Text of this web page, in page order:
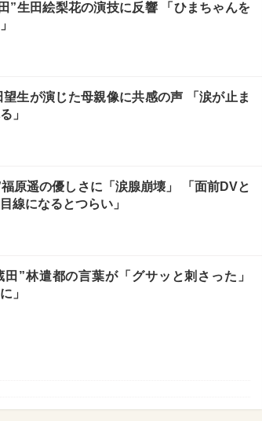
”生田絵梨花の演技に反響 「ひまちゃんを
生が演じた母親像に共感の声 「涙が止ま
」
原遥の優しさに「涙腺崩壊」 「面前DVと
線になるとつらい」
”林遣都の言葉が「グサッと刺さった」
」